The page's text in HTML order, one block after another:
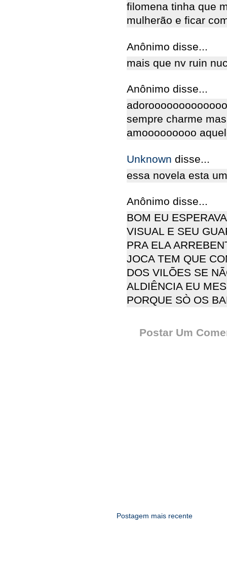
filomena tinha que
mulherão e ficar
Anônimo disse...
mais que nv ruin
Anônimo disse...
sempre charme
amooooooooo
Unknown disse...
essa novela esta
Anônimo disse...
BOM EU
VISUAL E SEU
PRA ELA
JOCA TEM QUE
DOS VILÕES SE
ALDIÊNCIA EU
PORQUE SÒ OS
Postar Um
Postagem mais recente